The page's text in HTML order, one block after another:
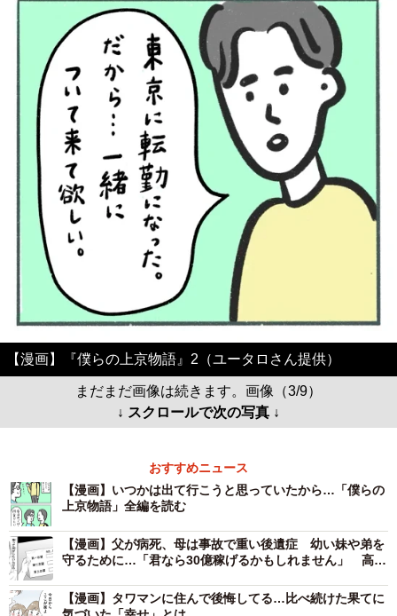
【漫画】『僕らの上京物語』2（ユータロさん提供）
まだまだ画像は続きます。画像（3/9）
↓ スクロールで次の写真 ↓
おすすめニュース
【漫画】いつかは出て行こうと思っていたから…「僕らの
上京物語」全編を読む
【漫画】父が病死、母は事故で重い後遺症 幼い妹や弟を
守るために…「君なら30億稼げるかもしれません」 高3
【漫画】タワマンに住んで後悔してる…比べ続けた果てに